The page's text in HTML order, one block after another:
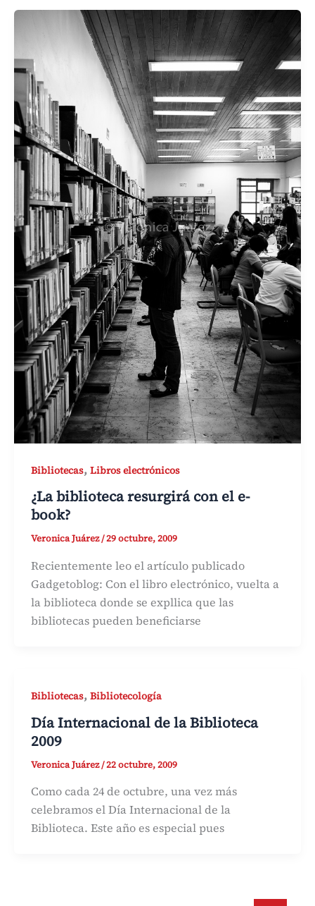
Bibliotecas, Libros electrónicos
¿La biblioteca resurgirá con el e-
book?
Veronica Juárez/29 octubre, 2009
Recientemente leo el artículo publicado
Gadgetoblog: Con el libro electrónico, vuelta a
la biblioteca donde se expllica que las
bibliotecas pueden beneficiarse
Bibliotecas, Bibliotecología
Día Internacional de la Biblioteca
2009
Veronica Juárez/22 octubre, 2009
Como cada 24 de octubre, una vez más
celebramos el Día Internacional de la
Biblioteca. Este año es especial pues